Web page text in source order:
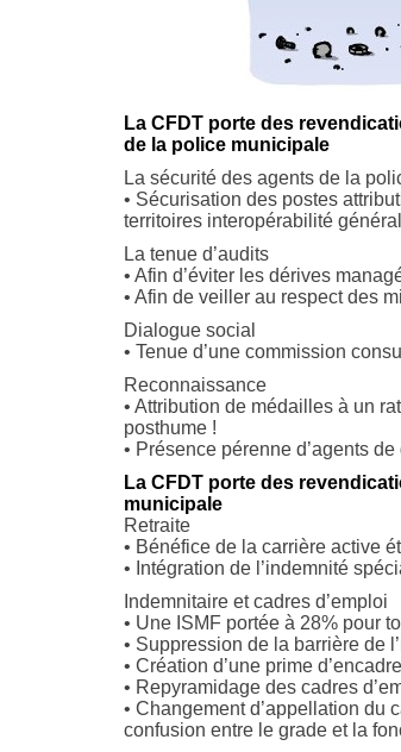
La CFDT porte des
de la police municipale
La sécurité des agents de la
• Sécurisation des postes
territoires interopérabilité
La tenue d’audits
• Afin d’éviter les dérives
• Afin de veiller au respect des
Dialogue social
• Tenue d’une commission
Reconnaissance
• Attribution de médailles à un
posthume !
• Présence pérenne d’agents
La CFDT porte des
municipale
Retraite
• Bénéfice de la carrière active
• Intégration de l’indemnité
Indemnitaire et cadres d’emploi
• Une ISMF portée à 28% pour
• Suppression de la barrière de
• Création d’une prime
• Repyramidage des cadres
• Changement d’appellation du
confusion entre le grade et la